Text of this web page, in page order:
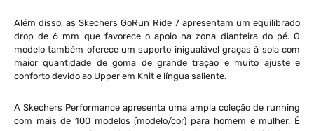
Além disso, as Skechers GoRun Ride 7 apresentam um equilibrado
drop de 6 mm que favorece o apoio na zona dianteira do pé. O
modelo também oferece um suporto inigualável graças à sola com
maior quantidade de goma de grande tração e muito ajuste e
conforto devido ao Upper em Knit e língua saliente.
A Skechers Performance apresenta uma ampla coleção de running
com mais de 100 modelos (modelo/cor) para homem e mulher. É